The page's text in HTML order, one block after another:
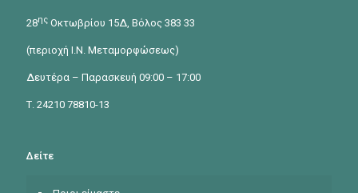
28ης Οκτωβρίου 15Δ, Βόλος 383 33
(περιοχή Ι.Ν. Μεταμορφώσεως)
Δευτέρα – Παρασκευή 09:00 – 17:00
Τ. 24210 78810-13
Δείτε